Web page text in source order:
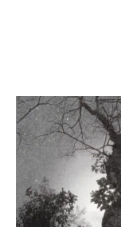
平野淳子
ゲニウスロキ / 被